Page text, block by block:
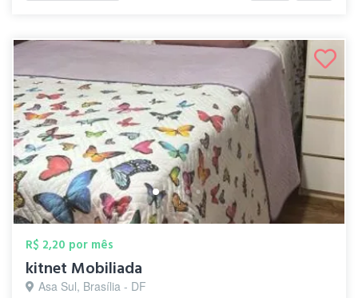
R$ 2,20 por mês
kitnet Mobiliada
Asa Sul, Brasília - DF